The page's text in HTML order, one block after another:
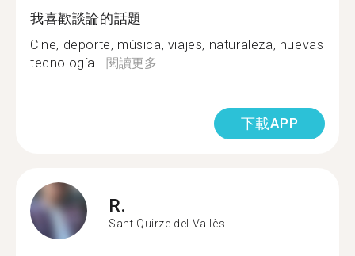
我喜歡談論的話題
Cine, deporte, música, viajes, naturaleza, nuevas
tecnología...閱讀更多
下載APP
R.
Sant Quirze del Vallès